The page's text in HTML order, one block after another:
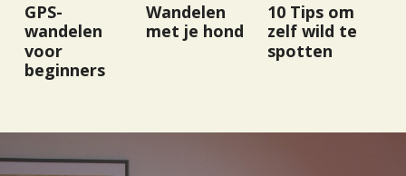
GPS-
wandelen
voor
beginners
Wandelen
met je hond
10 Tips om
zelf wild te
spotten